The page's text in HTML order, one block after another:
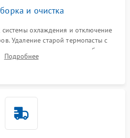
и очистка
охлаждения и отключение
Удаление старой термопасты с
чипа и термопрокладок с банок
платы от пыли и окислов.
Подробнее